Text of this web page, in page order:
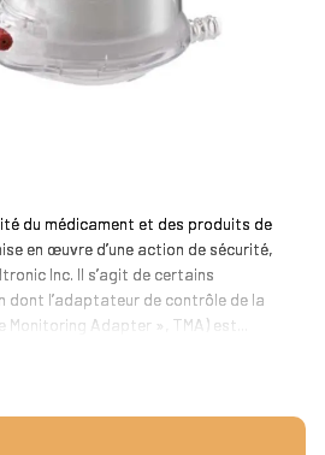
du médicament et des produits de
en œuvre d’une action de sécurité,
Inc. Il s’agit de certains
dont l’adaptateur de contrôle de la
Adapter », TMA) est...